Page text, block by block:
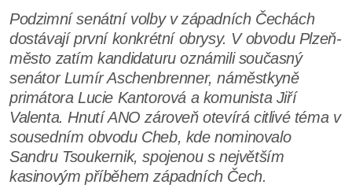
Podzimní senátní volby v západních Čechách
dostávají první konkrétní obrysy. V obvodu Plzeň-
město zatím kandidaturu oznámili současný
senátor Lumír Aschenbrenner, náměstkyně
primátora Lucie Kantorová a komunista Jiří
Valenta. Hnutí ANO zároveň otevírá citlivé téma v
sousedním obvodu Cheb, kde nominovalo
Sandru Tsoukernik, spojenou s největším
kasinovým příběhem západních Čech.